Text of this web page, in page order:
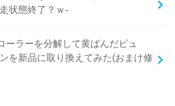
状態終了？ｗ-
ーラーを分解して黄ばんだビュ
を新品に取り換えてみた(おまけ修